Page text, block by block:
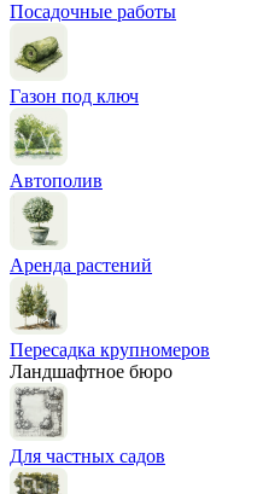
Посадочные работы
Газон под ключ
Автополив
Аренда растений
Пересадка крупномеров
Ландшафтное бюро
Для частных садов